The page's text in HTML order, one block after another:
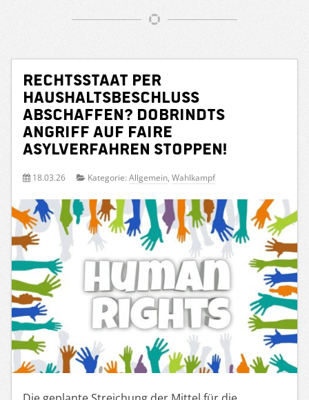
Rechtsstaat per
Haushaltsbeschluss
abschaffen? Dobrindts
Angriff auf faire
Asylverfahren stoppen!
18.03.26 Kategorie: Allgemein, Wahlkampf